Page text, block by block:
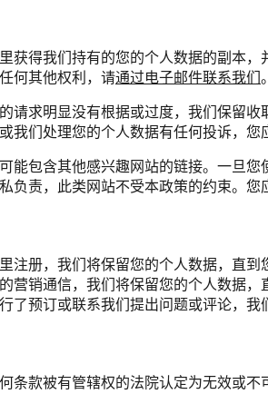
获得我们持有的您的个人数据的副本
何其他权利，请通过电子邮件联系我们。
请求明显没有根据或过度，我们保留收
我们处理您的个人数据有任何投诉，
能包含其他感兴趣网站的链接。一旦
负责，此类网站不受本政策的约束。您
注册，我们将保留您的个人数据，直到
营销通信，我们将保留您的个人数据，
了预订或联系我们提出问题或评论，
条款被有管辖权的法院认定为无效或